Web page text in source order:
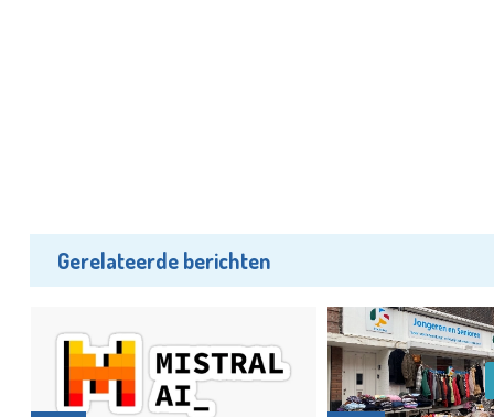
Gerelateerde berichten